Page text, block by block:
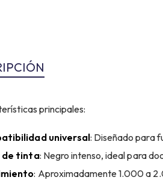
principales:
universal: Diseñado para
de tinta: Negro intenso, ideal para
: Aproximadamente 1.000 a